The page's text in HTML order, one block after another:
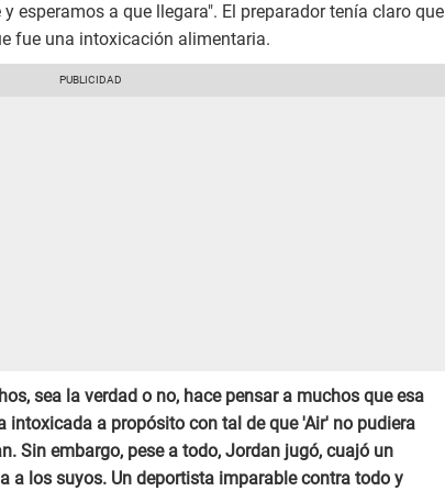
esperamos a que llegara". El preparador tenía claro que
fue una intoxicación alimentaria.
sea la verdad o no, hace pensar a muchos que esa
intoxicada a propósito con tal de que 'Air' no pudiera
Sin embargo, pese a todo, Jordan jugó, cuajó un
a los suyos. Un deportista imparable contra todo y